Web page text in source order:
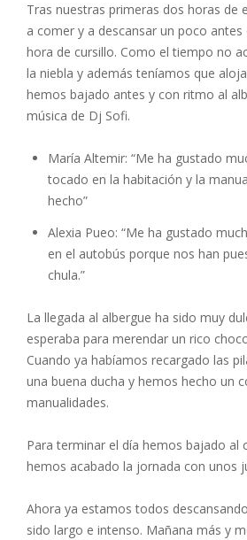
Tras nuestras primeras dos horas de
a comer y a descansar un poco
hora de cursillo. Como el tiempo no
la niebla y además teníamos que
hemos bajado antes y con ritmo al
música de Dj Sofi.
María Altemir: “Me ha gustado
tocado en la habitación y la
hecho”
Alexia Pueo: “Me ha gustado
en el autobús porque nos han
chula.”
La llegada al albergue ha sido muy
esperaba para merendar un rico
Cuando ya habíamos recargado las
una buena ducha y hemos hecho un
manualidades.
Para terminar el día hemos bajado al
hemos acabado la jornada con unos
Ahora ya estamos todos
sido largo e intenso. Mañana más y